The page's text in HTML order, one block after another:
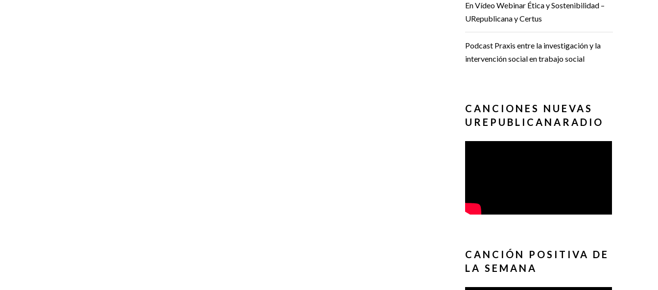
En Vídeo Webinar Ética y Sostenibilidad –
URepublicana y Certus
Podcast Praxis entre la investigación y la
intervención social en trabajo social
CANCIONES NUEVAS
UREPUBLICANARADIO
CANCIÓN POSITIVA DE
LA SEMANA